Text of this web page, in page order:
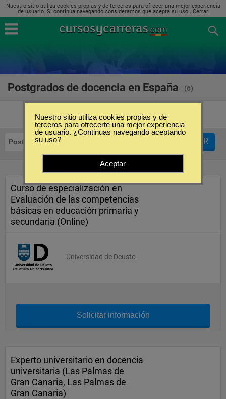
Nuestro sitio utiliza cookies propias y de terceros para ofrecer una mejor experiencia
de usuario. Si continúa navegando consideramos que acepta su uso.. Cerrar
Postgrados de docencia en España (6)
Postgrados FILTRAR
Curso de especialización en
Evaluación de las competencias
básicas en educación primaria y
secundaria (Online)
Universidad de Deusto
Solicitar información
Experto universitario en docencia
universitaria (Las Palmas de
Gran Canaria, Las Palmas de
Gran Canaria)
Nuestro sitio utiliza cookies propias y de
terceros para ofrecerte una mejor experiencia
de usuario. ¿Continuas navegando aceptando
su uso?
Aceptar